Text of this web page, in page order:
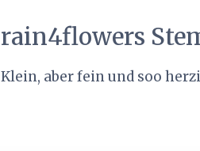
rain4flowers
Klein, aber fein und soo